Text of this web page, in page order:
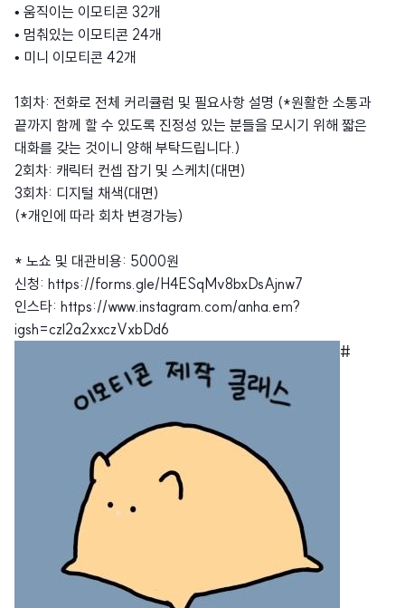
• 움직이는 이모티콘 32개
• 멈춰있는 이모티콘 24개
• 미니 이모티콘 42개
1회차: 전화로 전체 커리큘럼 및 필요사항 설명 (*원활한 소통과
끝까지 함께 할 수 있도록 진정성 있는 분들을 모시기 위해 짧은
대화를 갖는 것이니 양해 부탁드립니다.)
2회차: 캐릭터 컨셉 잡기 및 스케치(대면)
3회차: 디지털 채색(대면)
(*개인에 따라 회차 변경가능)
* 노쇼 및 대관비용: 5000원
신청: https://forms.gle/H4ESqMv8bxDsAjnw7
인스타: https://www.instagram.com/anha.em?
igsh=czl2a2xxczVxbDd6
#